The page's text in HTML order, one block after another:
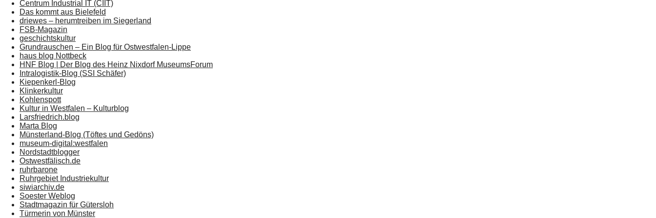
Centrum Industrial IT (CIIT)
Das kommt aus Bielefeld
driewes – herumtreiben im Siegerland
FSB-Magazin
geschichtskultur
Grundrauschen – Ein Blog für Ostwestfalen-Lippe
haus blog Nottbeck
HNF Blog | Der Blog des Heinz Nixdorf MuseumsForum
Intralogistik-Blog (SSI Schäfer)
Kiepenkerl-Blog
Klinkerkultur
Kohlenspott
Kultur in Westfalen – Kulturblog
Larsfriedrich.blog
Marta Blog
Münsterland-Blog (Töftes und Gedöns)
museum-digital:westfalen
Nordstadtblogger
Ostwestfälisch.de
ruhrbarone
Ruhrgebiet Industriekultur
siwiarchiv.de
Soester Weblog
Stadtmagazin für Gütersloh
Türmerin von Münster